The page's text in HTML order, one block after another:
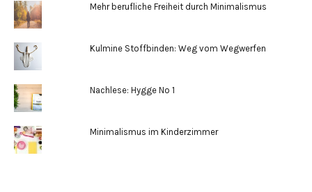
Mehr berufliche Freiheit durch Minimalismus
Kulmine Stoffbinden: Weg vom Wegwerfen
Nachlese: Hygge No 1
Minimalismus im Kinderzimmer